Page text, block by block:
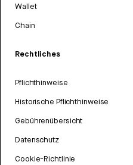
Wallet
Chain
Rechtliches
Pflichthinweise
Historische Pflichthinweise
Gebührenübersicht
Datenschutz
Cookie-Richtlinie